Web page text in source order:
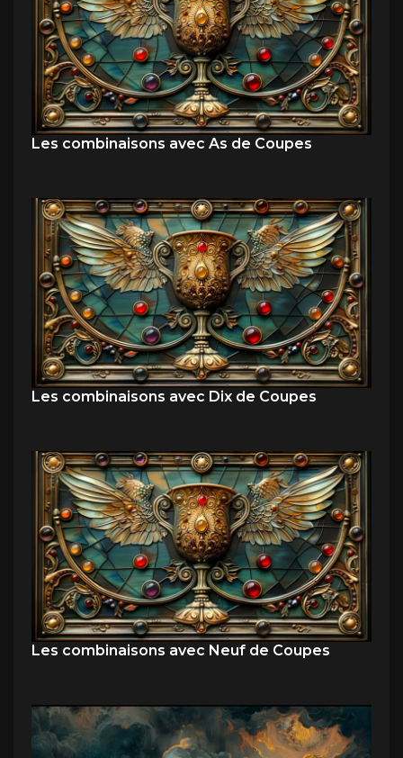
Les combinaisons avec As de Coupes
Les combinaisons avec Dix de Coupes
Les combinaisons avec Neuf de Coupes